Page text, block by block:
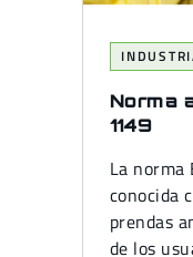
Norma
1149
La norma
conocida
prendas
de los